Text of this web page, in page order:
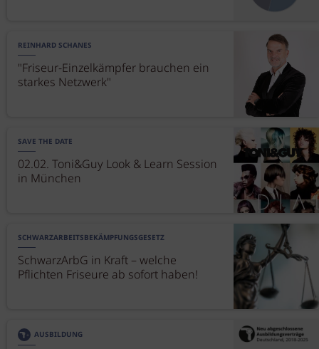
REINHARD SCHANES
"Friseur-Einzelkämpfer brauchen ein
starkes Netzwerk"
SAVE THE DATE
02.02. Toni&Guy Look & Learn Session
in München
SCHWARZARBEITSBEKÄMPFUNGSGESETZ
SchwarzArbG in Kraft – welche
Pflichten Friseure ab sofort haben!
AUSBILDUNG